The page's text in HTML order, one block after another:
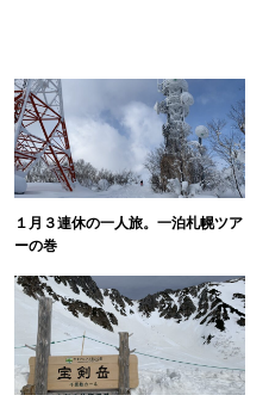
１月３連休の一人旅。一泊札幌ツア
ーの巻